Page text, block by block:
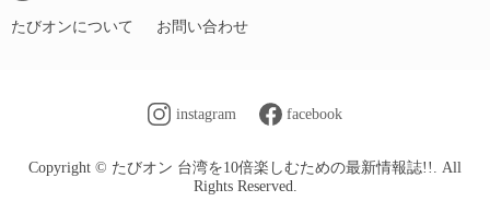
たびオンについて お問い合わせ
instagram facebook
Copyright © たびオン 台湾を10倍楽しむための最新情報誌!!. All
Rights Reserved.